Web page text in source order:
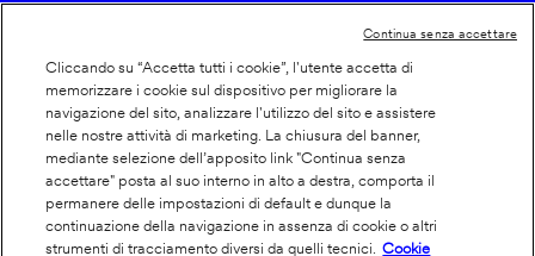
Footer
info
Cookie policy
Dichiarazione di accessibilità
Privacy
Cliccando su “Accetta tutti i cookie”, l'utente accetta di
memorizzare i cookie sul dispositivo per migliorare la
navigazione del sito, analizzare l'utilizzo del sito e assistere
nelle nostre attività di marketing. La chiusura del banner,
mediante selezione dell’apposito link "Continua senza
accettare" posta al suo interno in alto a destra, comporta il
permanere delle impostazioni di default e dunque la
continuazione della navigazione in assenza di cookie o altri
strumenti di tracciamento diversi da quelli tecnici.
Cookie
Continua senza accettare